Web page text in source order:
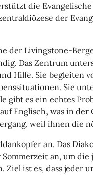
die Evangelische
der
der Livingstone-
Das Zentrum
Hilfe. Sie begleiten
Sie
gibt es ein echtes
Englisch, was in
weil ihnen die
an. Das
an, um
ist es, dass jeder